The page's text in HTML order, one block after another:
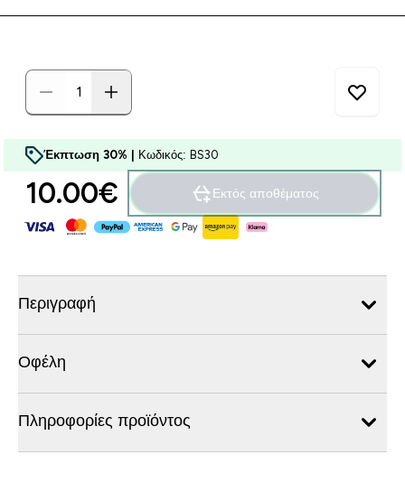
Έκπτωση 30% | Κωδικός: BS30
10.00€‎ Εκτός αποθέματος
Περιγραφή
Οφέλη
Πληροφορίες προϊόντος